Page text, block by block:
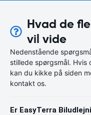
Hvad de
vil vide
Nedenstående
stillede spørgsmål.
kan du kikke på siden
kontakt os.
Er EasyTerra